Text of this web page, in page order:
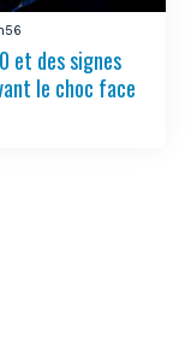
et des signes
le choc face